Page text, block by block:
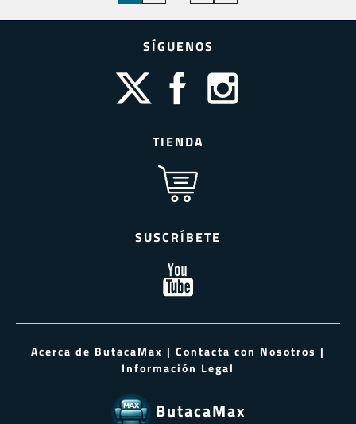
de
SÍGUENOS
TIENDA
SUSCRÍBETE
Acerca de ButacaMax | Contacta con Nosotros |
Información Legal
ButacaMax